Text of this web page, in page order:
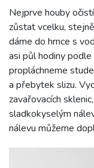
Nejprve houby
zůstat vcelku,
dáme do hrnce s
asi půl hodiny
propláchneme
a přebytek slizu.
zavařovacích
sladkokyselým
nálevu můžeme